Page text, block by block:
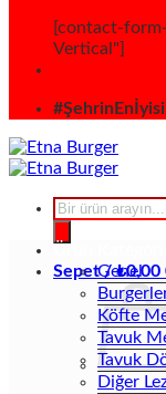
[contact-
Vertical"]
Products
search
Sepet /₺0,00
Genel
Köfte
Tavuk
Tavuk
Diğer